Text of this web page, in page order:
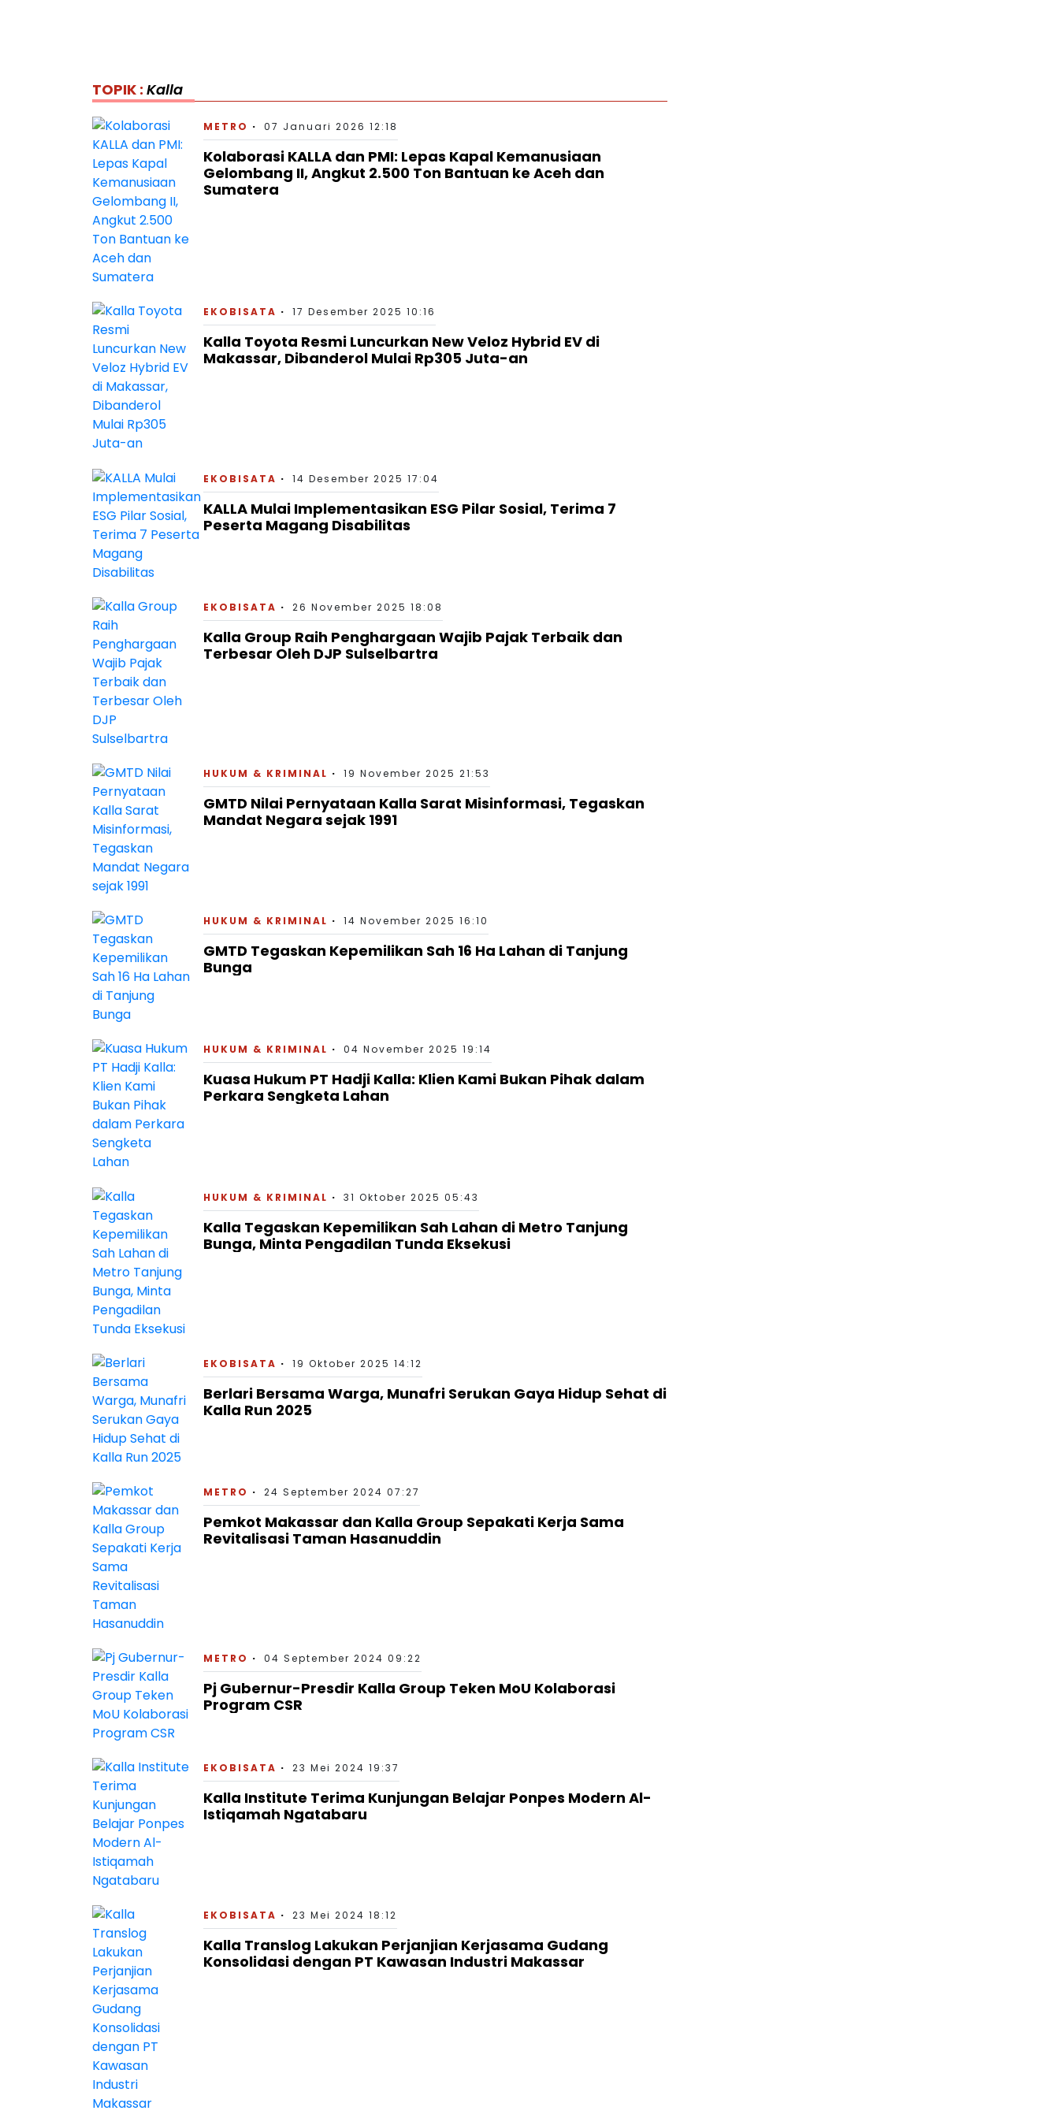
TOPIK : Kalla
METRO 07 Januari 2026 12:18
Kolaborasi KALLA dan PMI: Lepas Kapal Kemanusiaan
Gelombang II, Angkut 2.500 Ton Bantuan ke Aceh dan
Sumatera
EKOBISATA 17 Desember 2025 10:16
Kalla Toyota Resmi Luncurkan New Veloz Hybrid EV di
Makassar, Dibanderol Mulai Rp305 Juta-an
EKOBISATA 14 Desember 2025 17:04
KALLA Mulai Implementasikan ESG Pilar Sosial, Terima 7
Peserta Magang Disabilitas
EKOBISATA 26 November 2025 18:08
Kalla Group Raih Penghargaan Wajib Pajak Terbaik dan
Terbesar Oleh DJP Sulselbartra
HUKUM & KRIMINAL 19 November 2025 21:53
GMTD Nilai Pernyataan Kalla Sarat Misinformasi, Tegaskan
Mandat Negara sejak 1991
HUKUM & KRIMINAL 14 November 2025 16:10
GMTD Tegaskan Kepemilikan Sah 16 Ha Lahan di Tanjung
Bunga
HUKUM & KRIMINAL 04 November 2025 19:14
Kuasa Hukum PT Hadji Kalla: Klien Kami Bukan Pihak dalam
Perkara Sengketa Lahan
HUKUM & KRIMINAL 31 Oktober 2025 05:43
Kalla Tegaskan Kepemilikan Sah Lahan di Metro Tanjung
Bunga, Minta Pengadilan Tunda Eksekusi
EKOBISATA 19 Oktober 2025 14:12
Berlari Bersama Warga, Munafri Serukan Gaya Hidup Sehat di
Kalla Run 2025
METRO 24 September 2024 07:27
Pemkot Makassar dan Kalla Group Sepakati Kerja Sama
Revitalisasi Taman Hasanuddin
METRO 04 September 2024 09:22
Pj Gubernur-Presdir Kalla Group Teken MoU Kolaborasi
Program CSR
EKOBISATA 23 Mei 2024 19:37
Kalla Institute Terima Kunjungan Belajar Ponpes Modern Al-
Istiqamah Ngatabaru
EKOBISATA 23 Mei 2024 18:12
Kalla Translog Lakukan Perjanjian Kerjasama Gudang
Konsolidasi dengan PT Kawasan Industri Makassar